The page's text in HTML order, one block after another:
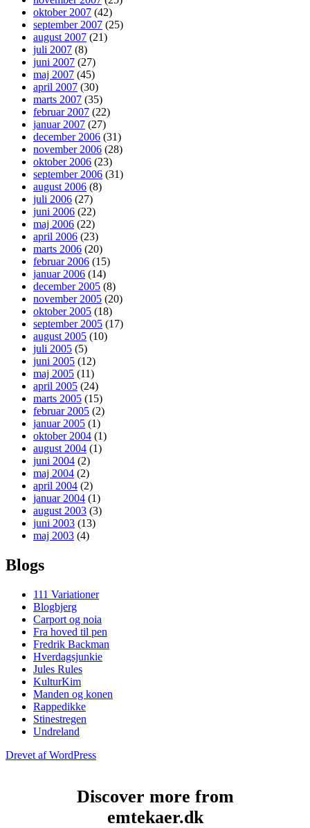
oktober 2007 (42)
september 2007 (25)
august 2007 (21)
juli 2007 (8)
juni 2007 (27)
maj 2007 (45)
april 2007 (30)
marts 2007 (35)
februar 2007 (22)
januar 2007 (27)
december 2006 (31)
november 2006 (28)
oktober 2006 (23)
september 2006 (31)
august 2006 (8)
juli 2006 (27)
juni 2006 (22)
maj 2006 (22)
april 2006 (23)
marts 2006 (20)
februar 2006 (15)
januar 2006 (14)
december 2005 (8)
november 2005 (20)
oktober 2005 (18)
september 2005 (17)
august 2005 (10)
juli 2005 (5)
juni 2005 (12)
maj 2005 (11)
april 2005 (24)
marts 2005 (15)
februar 2005 (2)
januar 2005 (1)
oktober 2004 (1)
august 2004 (1)
juni 2004 (2)
maj 2004 (2)
april 2004 (2)
januar 2004 (1)
august 2003 (3)
juni 2003 (13)
maj 2003 (4)
Blogs
111 Variationer
Blogbjerg
Carport og noia
Fra hoved til pen
Fredrik Backman
Hverdagsjunkie
Jules Rules
KulturKim
Manden og konen
Rappedikke
Stinestregen
Undreland
Drevet af WordPress
Discover more from
emtekaer.dk